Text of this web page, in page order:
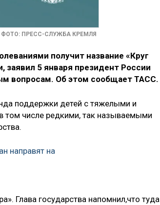
ФОТО: ПРЕСС-СЛУЖБА КРЕМЛЯ
получит название «Круг
заявил 5 января президент России
вопросам. Об этом сообщает ТАСС.
поддержки детей с тяжелыми и
том числе редкими, так называемыми
направят на
Глава государства напомнил,что туда